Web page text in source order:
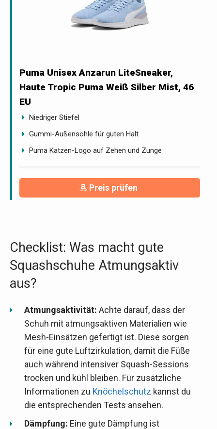
Puma Unisex Anzarun LiteSneaker,
Haute Tropic Puma Weiß Silber Mist, 46
EU
Niedriger Stiefel
Gummi-Außensohle für guten Halt
Puma Katzen-Logo auf Zehen und Zunge
Preis prüfen
Checklist: Was macht gute
Squashschuhe Atmungsaktiv
aus?
Atmungsaktivität: Achte darauf, dass der
Schuh mit atmungsaktiven Materialien wie
Mesh-Einsätzen gefertigt ist. Diese sorgen
für eine gute Luftzirkulation, damit die Füße
auch während intensiver Squash-Sessions
trocken und kühl bleiben. Für zusätzliche
Informationen zu Knöchelschutz kannst du
die entsprechenden Tests ansehen.
Dämpfung: Eine gute Dämpfung ist